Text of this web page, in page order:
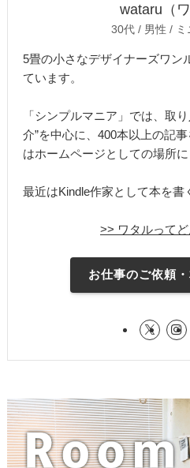
wataru（ワ
30代 / 男性 / ミ
5畳の小さなデザイナーズワン
ています。
「シンプルマニア」では、取
介”を中心に、400本以上の記
はホームページとしての場所に
最近はKindle作家として本を書
>> ワタルって
お仕事のご依頼